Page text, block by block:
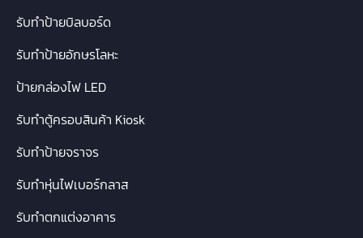
รับทำป้ายบิลบอร์ด
รับทำป้ายอักษรโลหะ
ป้ายกล่องไฟ LED
รับทำตู้ครอบสินค้า Kiosk
รับทำป้ายจราจร
รับทำหุ่นไฟเบอร์กลาส
รับทำตกแต่งอาคาร